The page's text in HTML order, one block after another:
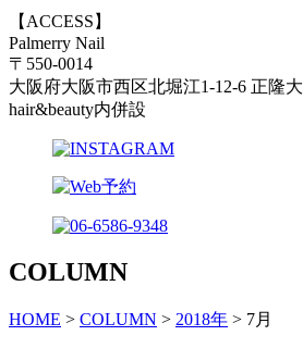
【ACCESS】
Palmerry Nail
〒550-0014
大阪府大阪市西区北堀江1-12-6 正隆
hair&beauty内併設
COLUMN
HOME > COLUMN > 2018年 > 7月